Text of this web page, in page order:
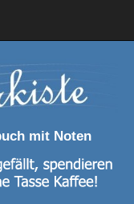
mit Noten